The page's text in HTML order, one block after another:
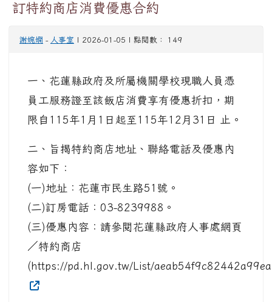
訂特約商店消費優惠合約
謝婉嫻 - 人事室 | 2026-01-05 | 點閱數： 149
一、花蓮縣政府及所屬機關學校現職人員憑
員工服務證至該飯店消費享有優惠折扣，期
限自115年1月1日起至115年12月31日 止。
二、旨揭特約商店地址、聯絡電話及優惠內
容如下：
(一)地址：花蓮市民生路51號。
(二)訂房電話：03-8239988。
(三)優惠內容：請參閱花蓮縣政府人事處網頁
／特約商店
(https://pd.hl.gov.tw/List/